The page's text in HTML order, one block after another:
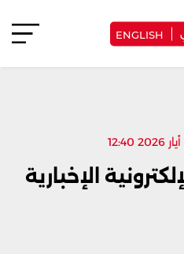
ENGLISH
الإخبارية